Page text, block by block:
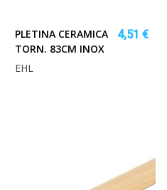
PLETINA CERAMICA
TORN. 83CM INOX
4,51 €
EHL